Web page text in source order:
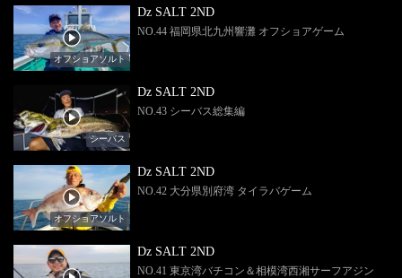
オフショアソルト
Dz SALT 2ND
NO.44 福岡県北九州響灘 オフショアゲーム
シーバス
Dz SALT 2ND
NO.43 シーバス総集編
オフショアソルト
Dz SALT 2ND
NO.42 大分県別府湾 タイラバゲーム
Dz SALT 2ND
NO.41 東京湾バチコン＆相模湾西湘サーフアジン